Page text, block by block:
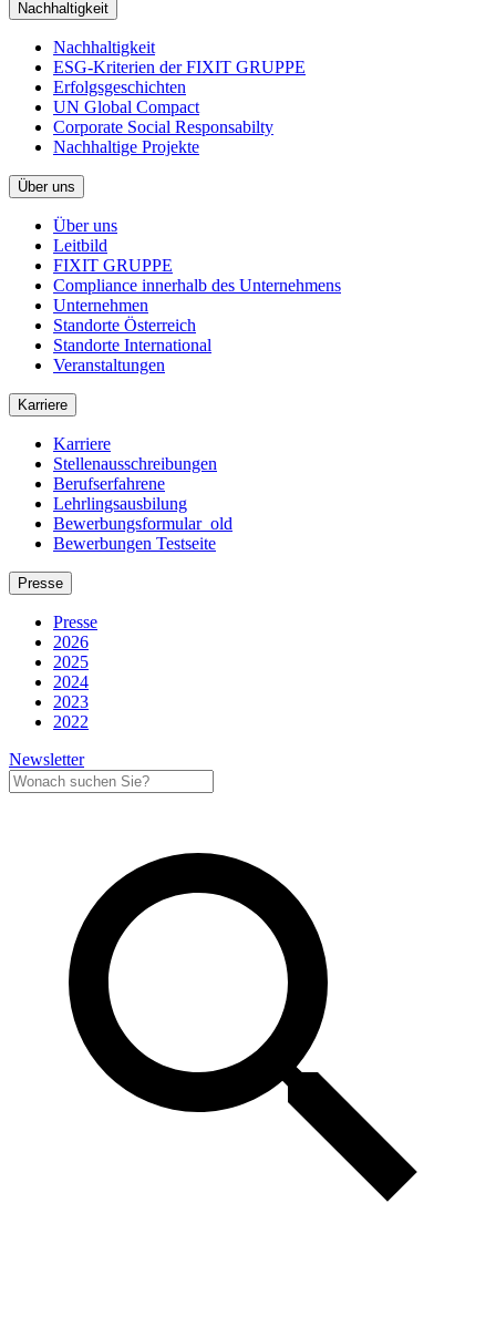
Nachhaltigkeit
Nachhaltigkeit
ESG-Kriterien der FIXIT GRUPPE
Erfolgsgeschichten
UN Global Compact
Corporate Social Responsabilty
Nachhaltige Projekte
Über uns
Über uns
Leitbild
FIXIT GRUPPE
Compliance innerhalb des Unternehmens
Unternehmen
Standorte Österreich
Standorte International
Veranstaltungen
Karriere
Karriere
Stellenausschreibungen
Berufserfahrene
Lehrlingsausbilung
Bewerbungsformular_old
Bewerbungen Testseite
Presse
Presse
2026
2025
2024
2023
2022
Newsletter